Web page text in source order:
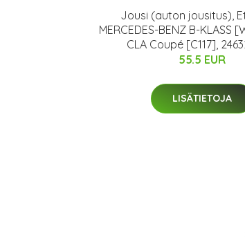
Jousi (auton jousitus),
MERCEDES-BENZ B-KLASS
CLA Coupé [C117],
55.5 EUR
LISÄTIETOJA